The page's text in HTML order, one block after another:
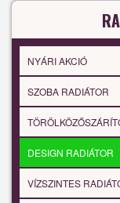
NYÁRI AKCIÓ
SZOBA RADIÁTOR
DESIGN RADIÁTOR
VÍZSZINTES